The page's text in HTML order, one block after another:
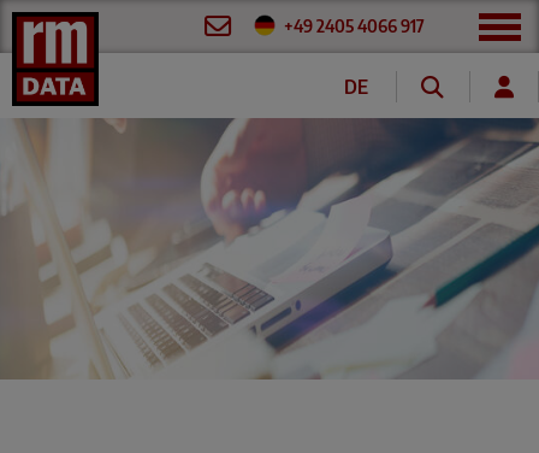
+49 2405 4066 917
DE
FR